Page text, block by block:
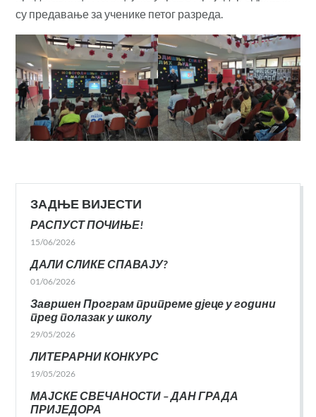
су предавање за ученике петог разреда.
ЗАДЊЕ ВИЈЕСТИ
РАСПУСТ ПОЧИЊЕ!
15/06/2026
ДАЛИ СЛИКЕ СПАВАЈУ?
01/06/2026
Завршен Програм припреме дјеце у години
пред полазак у школу
29/05/2026
ЛИТЕРАРНИ КОНКУРС
19/05/2026
МАЈСКЕ СВЕЧАНОСТИ – ДАН ГРАДА
ПРИЈЕДОРА